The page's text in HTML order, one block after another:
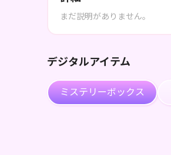
まだ説明がありません。
デジタルアイテム
ミステリーボックス